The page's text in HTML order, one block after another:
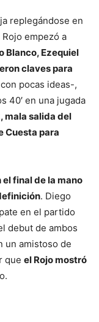
replegándose en
empezó a
Blanco, Ezequiel
claves para
pocas ideas-,
40′ en una jugada
mala salida del
Cuesta para
final de la mano
. Diego
en el partido
debut de ambos
un amistoso de
que el Rojo mostró